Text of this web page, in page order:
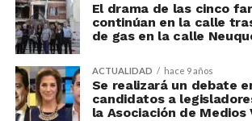
El drama de las cinco
continúan en la calle
de gas en la calle
ACTUALIDAD hace 9 años
Se realizará un debate
candidatos a
la Asociación de Medios